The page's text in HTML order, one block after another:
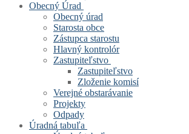
Obecný Úrad
Obecný úrad
Starosta obce
Zástupca starostu
Hlavný kontrolór
Zastupiteľstvo
Zastupiteľstvo
Zloženie komisí
Verejné obstarávanie
Projekty
Odpady
Úradná tabuľa